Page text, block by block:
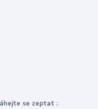
se zeptat :